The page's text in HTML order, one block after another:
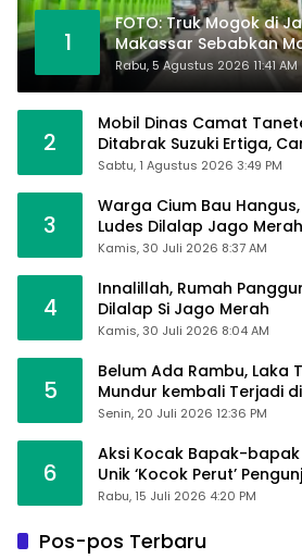
1
FOTO: Truk Mogok di
Makassar Sebabkan
Tangan
Rabu, 5 Agustus 2026 11:41 AM
2
Mobil Dinas Camat
Ditabrak Suzuki Ertiga,
Alhamdulillah Saya Baik-
Sabtu, 1 Agustus 2026 3:49 PM
3
Warga Cium Bau
Ludes Dilalap Jago Merah
Kamis, 30 Juli 2026 8:37 AM
4
Innalillah, Rumah
Dilalap Si Jago Merah
Kamis, 30 Juli 2026 8:04 AM
5
Belum Ada Rambu, Laka
Mundur kembali Terjadi
Sumpallabbu
Senin, 20 Juli 2026 12:36 PM
6
Aksi Kocak Bapak-
Unik ‘Kocok Perut’
Alfamart, Ngaku Aktifkan
Rabu, 15 Juli 2026 4:20 PM
Pos-pos Terbaru